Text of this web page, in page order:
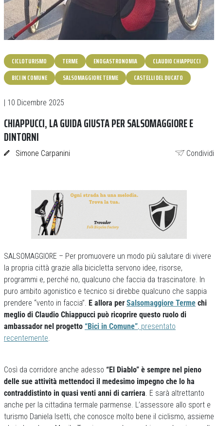
CICLOTURISMO TERME ENOGASTRONOMIA
CLAUDIO CHIAPPUCCI
BICI IN COMUNE
SALSOMAGGIORE TERME CASTELLI DEL DUCATO
| 10 Dicembre 2025
CHIAPPUCCI, LA GUIDA GIUSTA PER SALSOMAGGIORE E
DINTORNI
Simone Carpanini Condividi
SALSOMAGGIORE – Per promuovere un modo più salutare di vivere
la propria città grazie alla bicicletta servono idee, risorse,
programmi e, perché no, qualcuno che faccia da trascinatore. In
puro ambito agonistico e tecnico si direbbe qualcuno che sappia
prendere “vento in faccia”. E allora per Salsomaggiore Terme chi
meglio di Claudio Chiappucci può ricoprire questo ruolo di
ambassador nel progetto “Bici in Comune”, presentato
recentemente.
Così da corridore anche adesso “El Diablo” è sempre nel pieno
delle sue attività mettendoci il medesimo impegno che lo ha
contraddistinto in quasi venti anni di carriera. E sarà altrettanto
anche per la cittadina termale parmense. L’assessore allo sport e
turismo Daniela Isetti, che conosce molto bene il ciclismo, assieme